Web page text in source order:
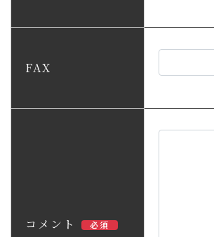
FAX
コメント 必須